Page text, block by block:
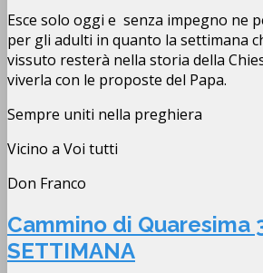
Esce solo oggi e senza impegno ne
per gli adulti in quanto la settimana
vissuto resterà nella storia della
viverla con le proposte del Papa.
Sempre uniti nella preghiera
Vicino a Voi tutti
Don Franco
Cammino di Quaresima
SETTIMANA